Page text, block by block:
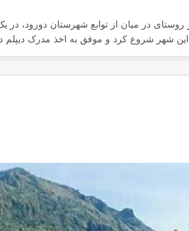
از معلم شهیددورود…. ✍شهید محمد طونی در سال ۱۳۳۶ در روستای در میان
این شهر شروع کرد و موفق به اخذ مدرک